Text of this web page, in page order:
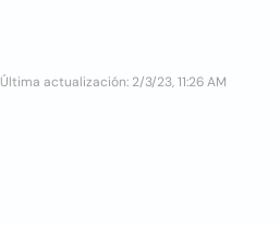
Última actualización: 2/3/23, 11:26 AM